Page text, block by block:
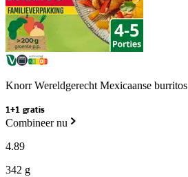
Knorr Wereldgerecht Mexicaanse burritos
1+1 gratis
Combineer nu
4.89
342 g